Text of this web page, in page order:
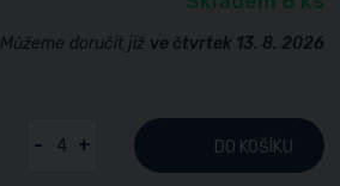
Můžeme doručit již ve čtvrtek 13. 8. 2026
- + DO KOŠÍKU